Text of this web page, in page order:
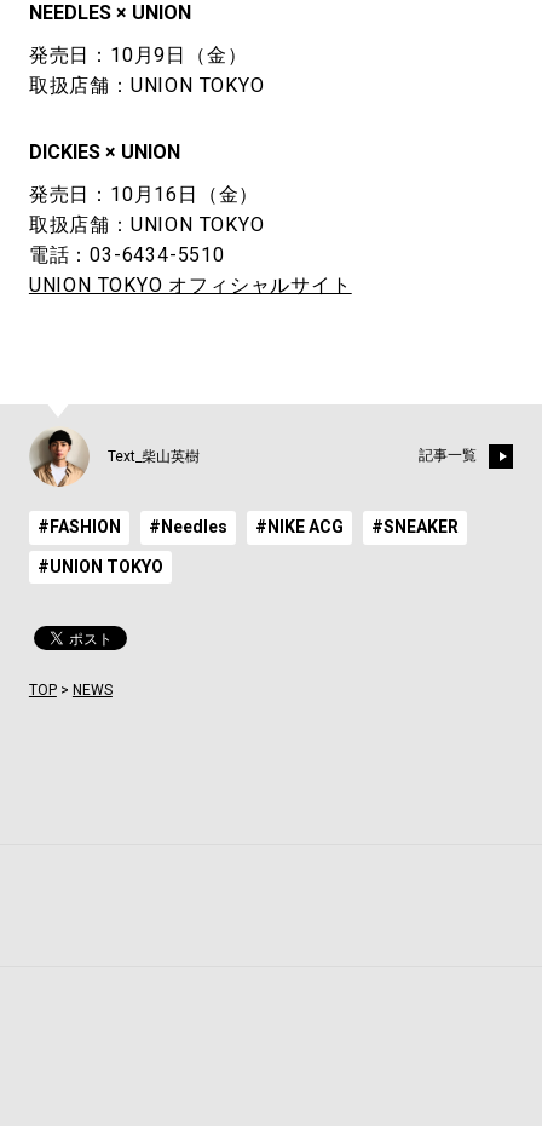
NEEDLES × UNION
発売日：10月9日（金）
取扱店舗：UNION TOKYO
DICKIES × UNION
発売日：10月16日（金）
取扱店舗：UNION TOKYO
電話：03-6434-5510
UNION TOKYO オフィシャルサイト
Text_柴山英樹 記事一覧
#FASHION #Needles #NIKE ACG #SNEAKER
#UNION TOKYO
TOP> NEWS